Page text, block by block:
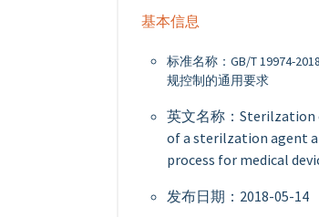
基本信息
标准名称：GB/T 19974-
规控制的通用要求
英文名称：Sterilzation
of a sterilzation agent
process for medical
发布日期：2018-05-14